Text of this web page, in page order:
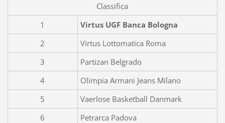
Classifica
1
Virtus UGF Banca Bologna
2
Virtus Lottomatica Roma
3
Partizan Belgrado
4
Olimpia Armani Jeans Milano
5
Vaerlose Basketball Danmark
6
Petrarca Padova